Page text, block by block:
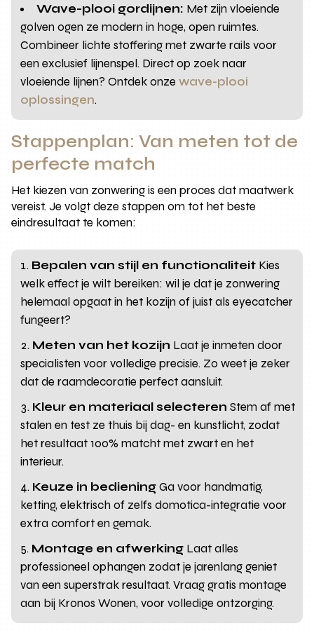
Wave-plooi gordijnen: Met zijn vloeiende
golven ogen ze modern in hoge, open ruimtes.
Combineer lichte stoffering met zwarte rails voor
een exclusief lijnenspel. Direct op zoek naar
vloeiende lijnen? Ontdek onzewave-plooi
oplossingen.
Stappenplan: Van meten tot de
perfecte match
Het kiezen van zonwering is een proces dat maatwerk
vereist. Je volgt deze stappen om tot het beste
eindresultaat te komen:
Bepalen van stijl en functionaliteit Kies
welk effect je wilt bereiken: wil je dat je zonwering
helemaal opgaat in het kozijn of juist als eyecatcher
fungeert?
Meten van het kozijn Laat je inmeten door
specialisten voor volledige precisie. Zo weet je zeker
dat de raamdecoratie perfect aansluit.
Kleur en materiaal selecteren Stem af met
stalen en test ze thuis bij dag- en kunstlicht, zodat
het resultaat 100% matcht met zwart en het
interieur.
Keuze in bedieningGa voor handmatig,
ketting, elektrisch of zelfs domotica-integratie voor
extra comfort en gemak.
Montage en afwerking Laat alles
professioneel ophangen zodat je jarenlang geniet
van een superstrak resultaat. Vraag gratis montage
aan bij Kronos Wonen, voor volledige ontzorging.